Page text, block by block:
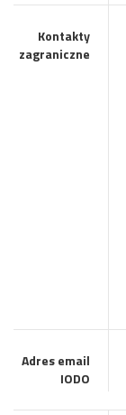
Kontakty
zagraniczne
Adres email
IODO